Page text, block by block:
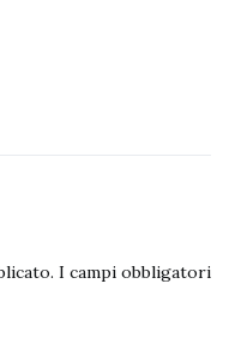
I campi obbligatori